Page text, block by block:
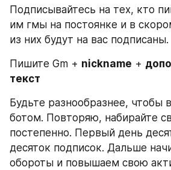
Подписывайтесь на тех, кто
им гмы на постоянке и в
из них будут на вас подписаны.
Пишите Gm + nickname +
текст
Будьте разнообразнее, чтобы
ботом. Повторяю, набирайте
постепенно. Первый день
десяток подписок. Дальше
обороты и повышаем свою